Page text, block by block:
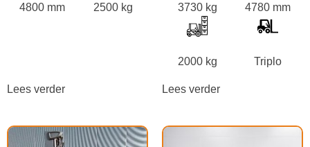
4800 mm 2500 kg
Lees verder
3730 kg 4780 mm
2000 kg Triplo
Lees verder